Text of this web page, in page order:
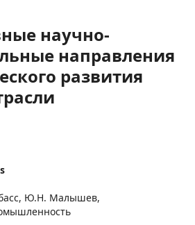
научно-
направления
развития
Ю.Н. Малышев,